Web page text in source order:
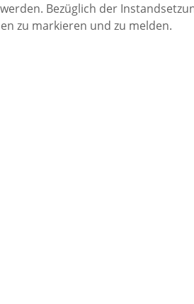
Bezüglich der
zu markieren und zu melden.